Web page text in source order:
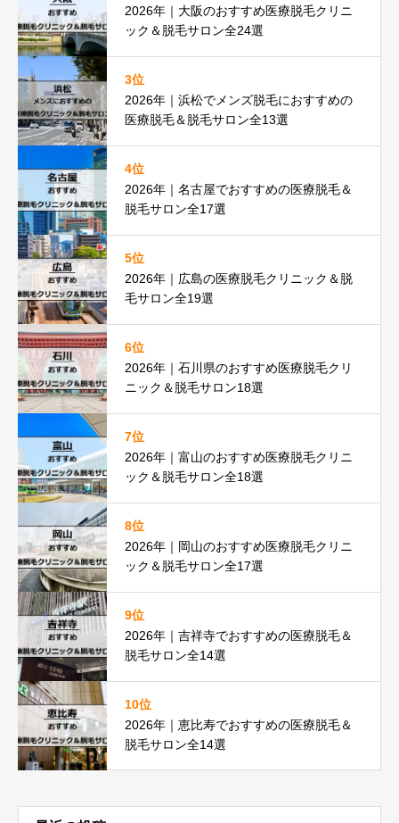
2026年｜大阪のおすすめ医療脱毛クリニ
ック＆脱毛サロン全24選
3位
2026年｜浜松でメンズ脱毛におすすめの
医療脱毛＆脱毛サロン全13選
4位
2026年｜名古屋でおすすめの医療脱毛＆
脱毛サロン全17選
5位
2026年｜広島の医療脱毛クリニック＆脱
毛サロン全19選
6位
2026年｜石川県のおすすめ医療脱毛クリ
ニック＆脱毛サロン18選
7位
2026年｜富山のおすすめ医療脱毛クリニ
ック＆脱毛サロン全18選
8位
2026年｜岡山のおすすめ医療脱毛クリニ
ック＆脱毛サロン全17選
9位
2026年｜吉祥寺でおすすめの医療脱毛＆
脱毛サロン全14選
10位
2026年｜恵比寿でおすすめの医療脱毛＆
脱毛サロン全14選